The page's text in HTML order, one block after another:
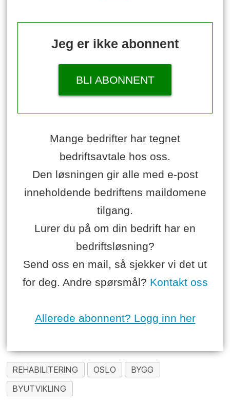
Jeg er ikke abonnent
BLI ABONNENT
Mange bedrifter har tegnet
bedriftsavtale hos oss.
Den løsningen gir alle med e-post
inneholdende bedriftens maildomene
tilgang.
Lurer du på om din bedrift har en
bedriftsløsning?
Send oss en mail, så sjekker vi det ut
for deg. Andre spørsmål? Kontakt oss
Allerede abonnent? Logg inn her
REHABILITERING OSLO
BYGG
BYUTVIKLING